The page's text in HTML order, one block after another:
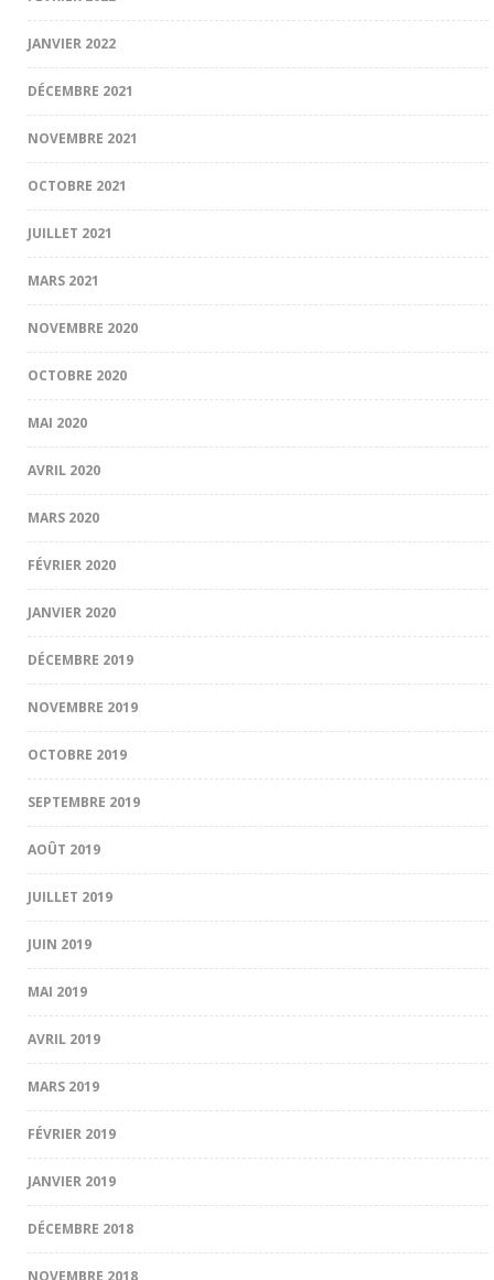
JANVIER 2022
DÉCEMBRE 2021
NOVEMBRE 2021
OCTOBRE 2021
JUILLET 2021
MARS 2021
NOVEMBRE 2020
OCTOBRE 2020
MAI 2020
AVRIL 2020
MARS 2020
FÉVRIER 2020
JANVIER 2020
DÉCEMBRE 2019
NOVEMBRE 2019
OCTOBRE 2019
SEPTEMBRE 2019
AOÛT 2019
JUILLET 2019
JUIN 2019
MAI 2019
AVRIL 2019
MARS 2019
FÉVRIER 2019
JANVIER 2019
DÉCEMBRE 2018
NOVEMBRE 2018